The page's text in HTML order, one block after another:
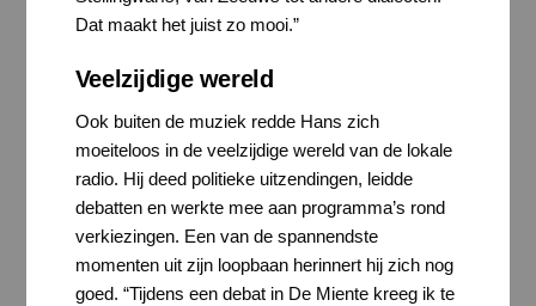
Dat maakt het juist zo mooi.”
Veelzijdige wereld
Ook buiten de muziek redde Hans zich
moeiteloos in de veelzijdige wereld van de lokale
radio. Hij deed politieke uitzendingen, leidde
debatten en werkte mee aan programma’s rond
verkiezingen. Een van de spannendste
momenten uit zijn loopbaan herinnert hij zich nog
goed. “Tijdens een debat in De Miente kreeg ik te